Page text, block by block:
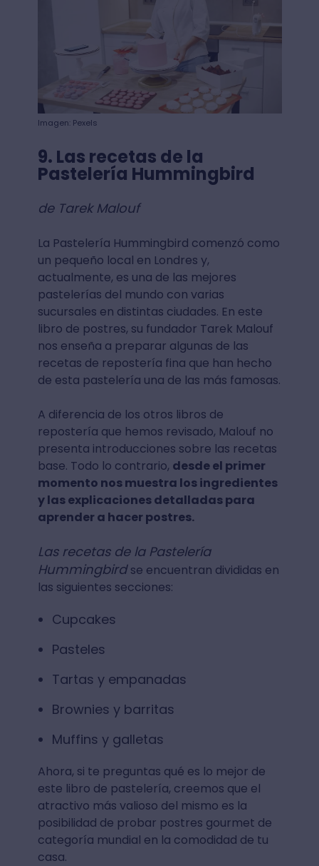
Imagen: Pexels
9. Las recetas de la
Pastelería Hummingbird
de Tarek Malouf
La Pastelería Hummingbird comenzó como
un pequeño local en Londres y,
actualmente, es una de las mejores
pastelerías del mundo con varias
sucursales en distintas ciudades. En este
libro de postres, su fundador Tarek Malouf
nos enseña a preparar algunas de las
recetas de repostería fina que han hecho
de esta pastelería una de las más famosas.
A diferencia de los otros libros de
repostería que hemos revisado, Malouf no
presenta introducciones sobre las recetas
base. Todo lo contrario, desde el primer
momento nos muestra los ingredientes
y las explicaciones detalladas para
aprender a hacer postres.
Las recetas de la Pastelería
Hummingbirdse encuentran divididas en
las siguientes secciones:
Cupcakes
Pasteles
Tartas y empanadas
Brownies y barritas
Muffins y galletas
Ahora, si te preguntas qué es lo mejor de
este libro de pastelería, creemos que el
atractivo más valioso del mismo es la
posibilidad de probar postres gourmet de
categoría mundial en la comodidad de tu
casa.